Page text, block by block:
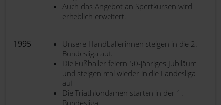
Auch das Angebot an Sportkursen wird
erheblich erweitert.
1995
Unsere Handballerinnen steigen in die 2.
Bundesliga auf.
Die Fußballer feiern 50-jähriges Jubiläum
und steigen mal wieder in die Landesliga
auf.
Die Triathlondamen starten in der 1.
Bundesliga.